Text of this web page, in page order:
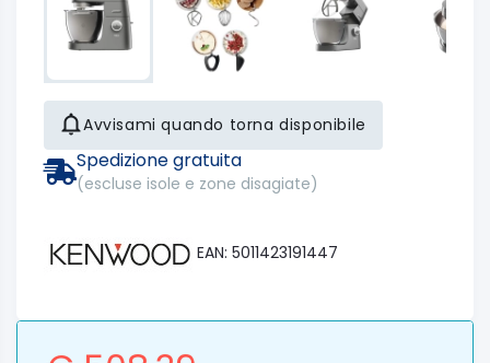
Avvisami quando torna disponibile
Spedizione gratuita
(escluse isole e zone disagiate)
EAN: 5011423191447